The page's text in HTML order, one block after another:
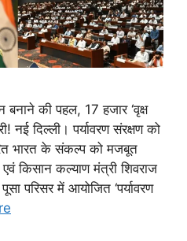
बनाने की पहल, 17 हजार ‘वृक्ष
नई दिल्ली। पर्यावरण संरक्षण को
भारत के संकल्प को मजबूत
किसान कल्याण मंत्री शिवराज
परिसर में आयोजित ‘पर्यावरण